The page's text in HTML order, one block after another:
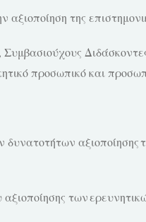
της
προσωπικό και
αξιοποίησης των